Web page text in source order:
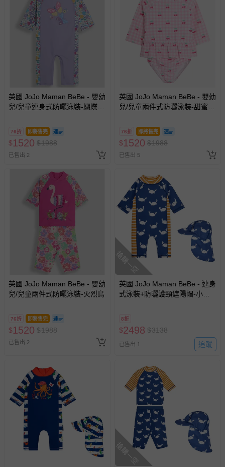
英國 JoJo Maman BeBe - 嬰幼
兒/兒童連身式防曬泳裝-蝴蝶翩
76折 即將售完
$1520 $1988
已售出 2
英國 JoJo Maman BeBe - 嬰幼
兒/兒童兩件式防曬泳裝-甜蜜櫻
76折 即將售完
$1520 $1988
已售出 5
英國 JoJo Maman BeBe - 嬰幼
兒/兒童兩件式防曬泳裝-火烈鳥
76折 即將售完
$1520 $1988
已售出 2
搶購一空
英國 JoJo Maman BeBe - 連身
式泳裝+防曬護頸遮陽帽-小白
8折
$2498 $3138
已售出 1 追蹤
搶購一空